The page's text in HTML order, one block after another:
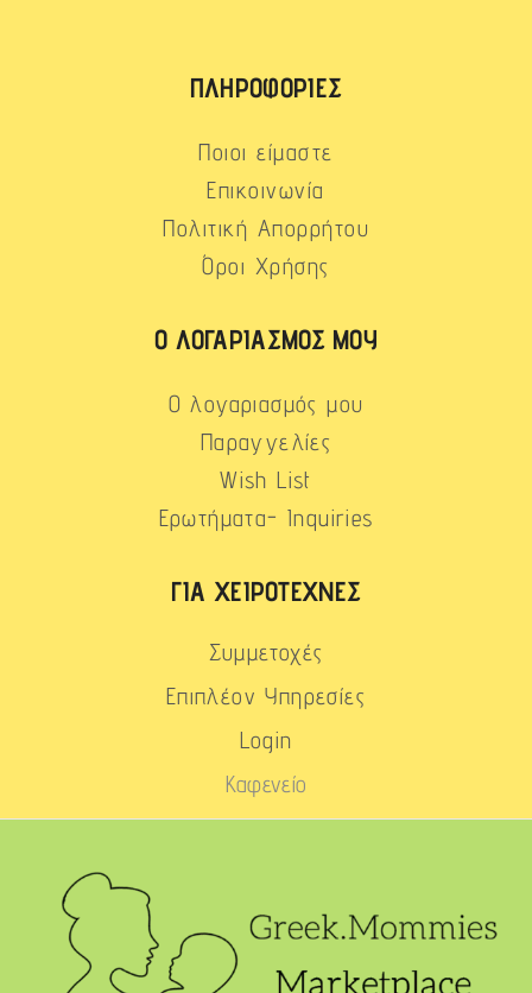
ΠΛΗΡΟΦΟΡΊΕΣ
Ποιοι είμαστε
Επικοινωνία
Πολιτική Απορρήτου
Όροι Χρήσης
Ο ΛΟΓΑΡΙΑΣΜΌΣ ΜΟΥ
Ο λογαριασμός μου
Παραγγελίες
Wish List
Ερωτήματα- Inquiries
ΓΙΑ ΧΕΙΡΟΤΈΧΝΕΣ
Συμμετοχές
Επιπλέον Υπηρεσίες
Login
Καφενείο